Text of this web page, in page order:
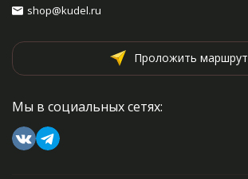
shop@kudel.ru
Проложить маршрут
Мы в социальных сетях: